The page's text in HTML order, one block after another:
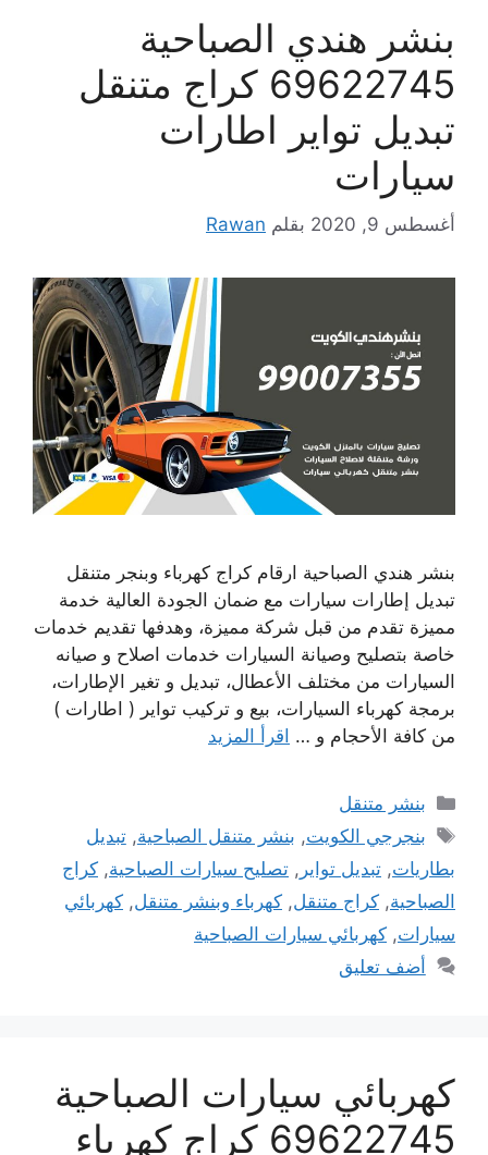
بنشر هندي الصباحية
69622745 كراج متنقل
تبديل تواير اطارات
سيارات
أغسطس 9, 2020 بقلم Rawan
بنشر هندي الصباحية ارقام كراج كهرباء وبنجر متنقل
تبديل إطارات سيارات مع ضمان الجودة العالية خدمة
مميزة تقدم من قبل شركة مميزة، وهدفها تقديم خدمات
خاصة بتصليح وصيانة السيارات خدمات اصلاح و صيانه
السيارات من مختلف الأعطال، تبديل و تغير الإطارات،
برمجة كهرباء السيارات، بيع و تركيب تواير ( اطارات )
من كافة الأحجام و … اقرأ المزيد
التصنيفات
بنشر متنقل
الوسوم
بنجرجي الكويت, بنشر متنقل الصباحية,تبديل
بطاريات, تبديل تواير , تصليح سيارات الصباحية, كراج
الصباحية, كراج متنقل, كهرباء وبنشر متنقل, كهربائي
سيارات, كهربائي سيارات الصباحية
أضف تعليق
كهربائي سيارات الصباحية
69622745 كراج كهرباء